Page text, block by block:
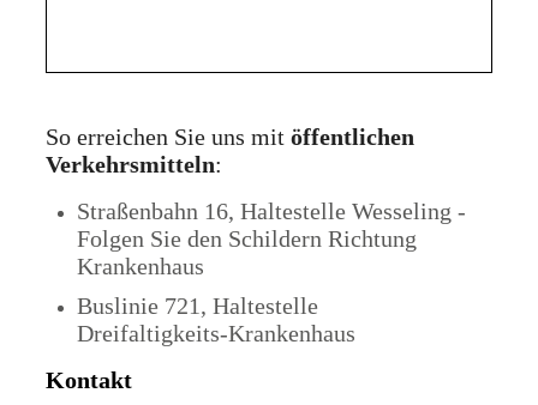
So erreichen Sie uns mit öffentlichen
Verkehrsmitteln:
Straßenbahn 16, Haltestelle Wesseling -
Folgen Sie den Schildern Richtung
Krankenhaus
Buslinie 721, Haltestelle
Dreifaltigkeits-Krankenhaus
Kontakt